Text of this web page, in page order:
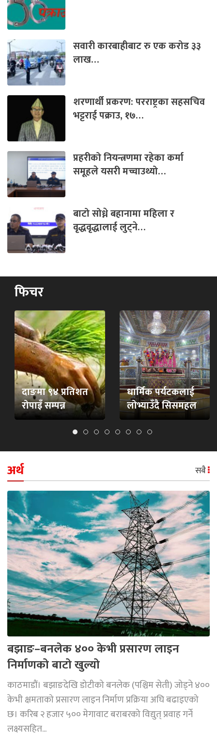
सवारी कारबाहीबाट रु एक करोड ३३
लाख…
शरणार्थी प्रकरण: परराष्ट्रका सहसचिव
भट्टराई पक्राउ, १७…
प्रहरीको नियन्त्रणमा रहेका कर्मा
समूहले यसरी मच्चाउथ्यो…
बाटो सोध्ने बहानामा महिला र
वृद्धवृद्धालाई लुट्ने…
फिचर
दाङमा ९४ प्रतिशत
रोपाइँ सम्पन्न
धार्मिक पर्यटकलाई
लोभ्याउँदै सिसमहल
अर्थ सबै
बझाङ–बनलेक ४०० केभी प्रसारण लाइन
निर्माणको बाटो खुल्यो
काठमाडौं। बझाङदेखि डोटीको बनलेक (पश्चिम सेती) जोड्ने ४००
केभी क्षमताको प्रसारण लाइन निर्माण प्रक्रिया अघि बढाइएको
छ। करिब २ हजार ५०० मेगावाट बराबरको विद्युत् प्रवाह गर्ने
लक्ष्यसहित...